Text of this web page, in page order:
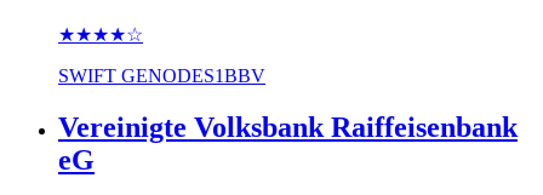
★★★★☆
SWIFT GENODES1BBV
Vereinigte Volksbank Raiffeisenbank
eG